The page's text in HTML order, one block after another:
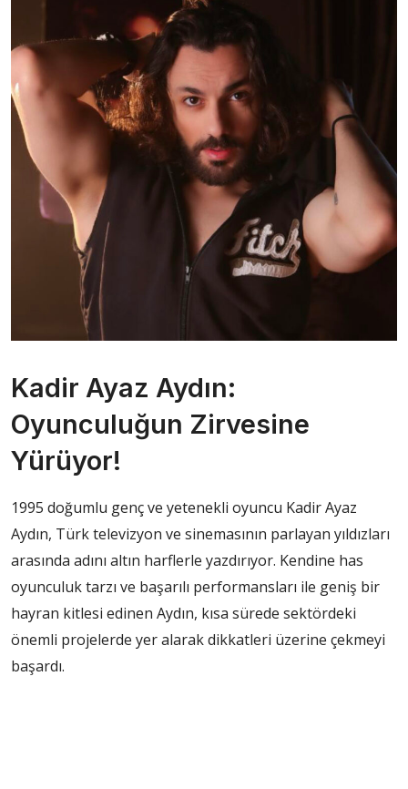
Kadir Ayaz Aydın:
Oyunculuğun Zirvesine
Yürüyor!
1995 doğumlu genç ve yetenekli oyuncu Kadir Ayaz
Aydın, Türk televizyon ve sinemasının parlayan yıldızları
arasında adını altın harflerle yazdırıyor. Kendine has
oyunculuk tarzı ve başarılı performansları ile geniş bir
hayran kitlesi edinen Aydın, kısa sürede sektördeki
önemli projelerde yer alarak dikkatleri üzerine çekmeyi
başardı.